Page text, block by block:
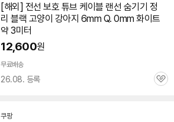
[해외] 전선 보호 튜브 케이블 랜선 숨기기 정
리 블랙 고양이 강아지 6mm Q. 0mm 화이트
약 3미터
12,600원
무료배송
26.08. 등록
관
쿠팡